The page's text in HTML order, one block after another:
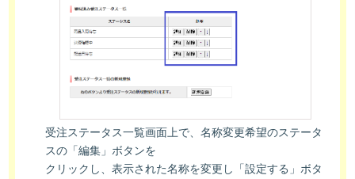
受注ステータス一覧画面上で、名称変更希望のステータ
スの「編集」ボタンを
クリックし、表示された名称を変更し「設定する」ボタ